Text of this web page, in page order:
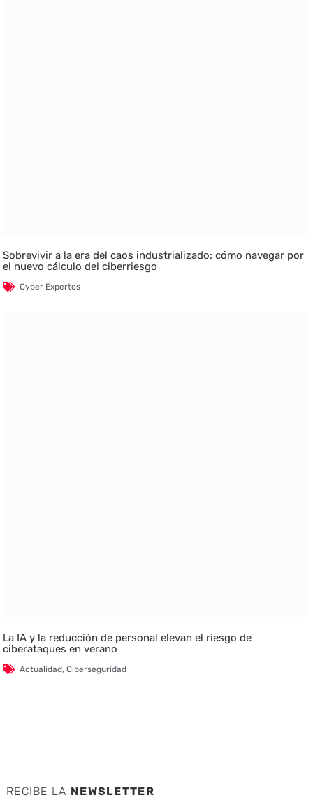
Sobrevivir a la era del caos industrializado: cómo navegar por
el nuevo cálculo del ciberriesgo
Cyber Expertos
La IA y la reducción de personal elevan el riesgo de
ciberataques en verano
Actualidad,Ciberseguridad
RECIBE LA NEWSLETTER